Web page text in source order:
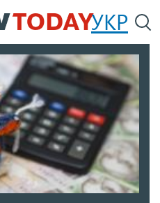
Перейти
к
содержанию
УКР